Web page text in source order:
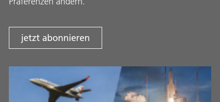
jetzt abonnieren